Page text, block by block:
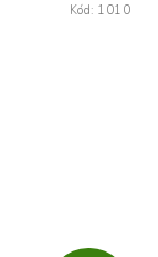
Kód: 1010